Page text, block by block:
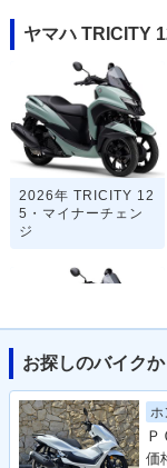
ヤマハ TRICITY
2026年 TRICITY 12
5・マイナーチェン
ジ
2021年 TRICITY 12
5 ABS・カラーチェ
ンジ
お探しのバイク
ホ
Ｐ
価